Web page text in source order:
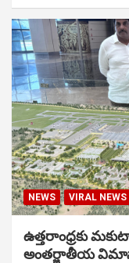
NEWS VIRAL NEWS
ఉత్తరాంధ్రకు
అంతర్జాతీయ